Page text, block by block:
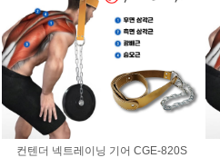
컨텐더 넥트레이닝 기어 CGE-820S